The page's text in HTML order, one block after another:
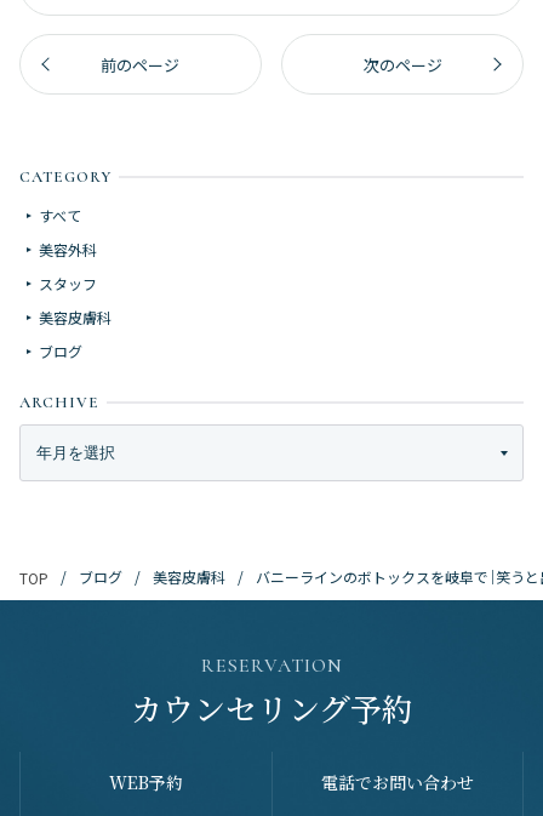
前のページ 次のページ
CATEGORY
すべて
美容外科
スタッフ
美容皮膚科
ブログ
ARCHIVE
TOP ブログ 美容皮膚科 バニーラインのボトックスを岐阜で｜笑う
RESERVATION
カウンセリング予約
WEB予約 電話でお問い合わせ